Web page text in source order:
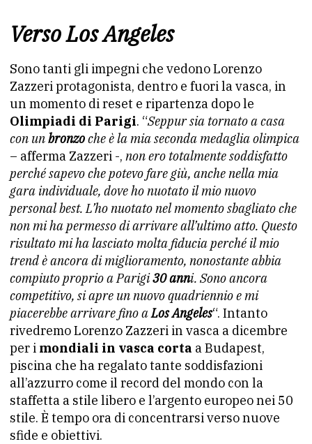
Verso Los Angeles
Sono tanti gli impegni che vedono Lorenzo
Zazzeri protagonista, dentro e fuori la vasca, in
un momento di reset e ripartenza dopo le
Olimpiadi di Parigi. “Seppur sia tornato a casa
con unbronzoche è la mia seconda medaglia olimpica
– afferma Zazzeri -, non ero totalmente soddisfatto
perché sapevo che potevo fare giù, anche nella mia
gara individuale, dove ho nuotato il mio nuovo
personal best. L’ho nuotato nel momento sbagliato che
non mi ha permesso di arrivare all’ultimo atto. Questo
risultato mi ha lasciato molta fiducia perché il mio
trend è ancora di miglioramento, nonostante abbia
compiuto proprio a Parigi30 anni. Sono ancora
competitivo, si apre un nuovo quadriennio e mi
piacerebbe arrivare fino aLos Angeles“. Intanto
rivedremo Lorenzo Zazzeri in vasca a dicembre
per i mondiali in vasca corta a Budapest,
piscina che ha regalato tante soddisfazioni
all’azzurro come il record del mondo con la
staffetta a stile libero e l’argento europeo nei 50
stile. È tempo ora di concentrarsi verso nuove
sfide e obiettivi.